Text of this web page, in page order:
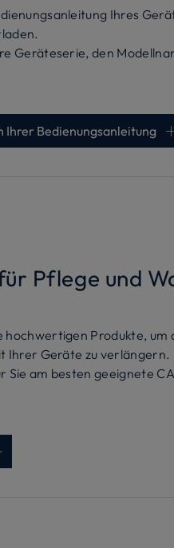
Ihres
Geräteserie, den
Ihrer Bedienungsanleitung
Pflege und
hochwertigen Produkte, um
Ihrer Geräte zu verlängern.
Sie am besten geeignete